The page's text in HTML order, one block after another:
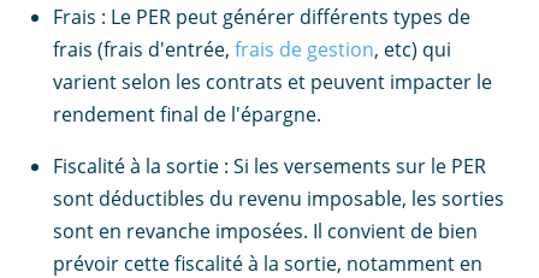
Frais : Le PER peut générer différents types de
frais (frais d'entrée, frais de gestion, etc) qui
varient selon les contrats et peuvent impacter le
rendement final de l'épargne.
Fiscalité à la sortie : Si les versements sur le PER
sont déductibles du revenu imposable, les sorties
sont en revanche imposées. Il convient de bien
prévoir cette fiscalité à la sortie, notamment en